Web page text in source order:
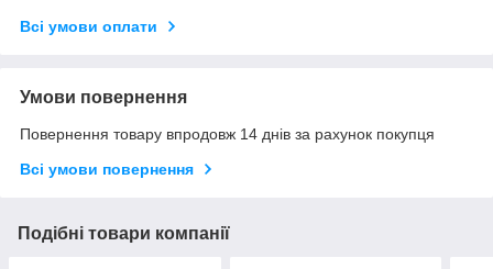
Всі умови оплати
Умови повернення
Повернення товару впродовж 14 днів за рахунок покупця
Всі умови повернення
Подібні товари компанії